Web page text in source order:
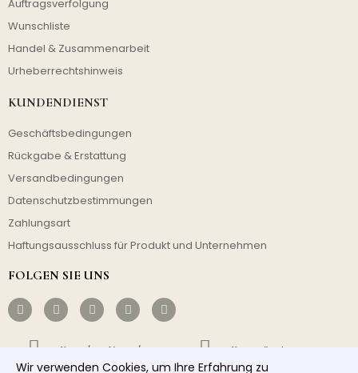
Auftragsverfolgung
Wunschliste
Handel & Zusammenarbeit
Urheberrechtshinweis
KUNDENDIENST
Geschäftsbedingungen
Rückgabe & Erstattung
Versandbedingungen
Datenschutzbestimmungen
Zahlungsart
Haftungsausschluss für Produkt und Unternehmen
FOLGEN SIE UNS
Kostenloser Versand Kostengünstig
Wir verwenden Cookies, um Ihre Erfahrung zu